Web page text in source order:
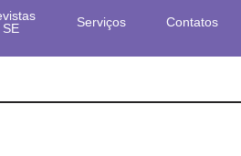
SE
Serviços Contatos